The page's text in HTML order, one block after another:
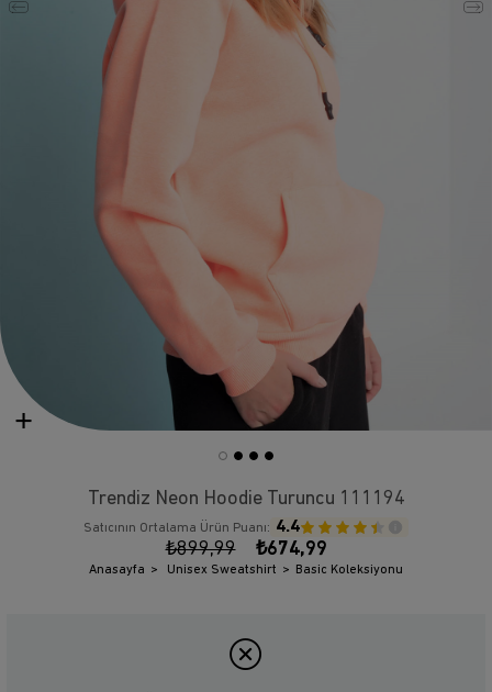
Trendiz Neon Hoodie Turuncu 111194
Satıcının Ortalama Ürün Puanı: 4.4
₺899,99 ₺674,99
Anasayfa Unisex Sweatshirt Basic Koleksiyonu